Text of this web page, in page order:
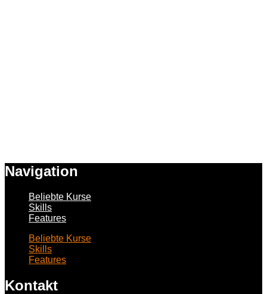
Navigation
Beliebte Kurse
Skills
Features
Beliebte Kurse
Skills
Features
Kontakt